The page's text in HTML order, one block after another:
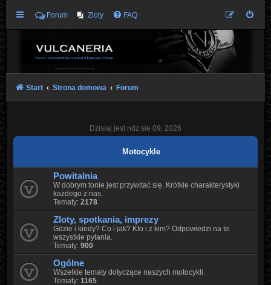
Forum Zloty FAQ
Start Strona domowa Forum
Dzisiaj jest ndz sie 09, 2026
Motocykle
Powitalnia
W dobrym tonie jest przywitać się. Krótkie charakterystyki
każdego z nas.
Tematy: 2178
Zloty, spotkania, imprezy
Gdzie i kiedy? Co i jak? Kto i z kim? Odpowiedzi na te
wszystkie pytania.
Tematy: 900
Ogólne
Wszelkie tematy dotyczące naszych motocykli.
Tematy: 1165